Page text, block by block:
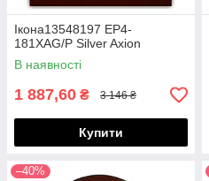
Ікона13548197 EP4-
181XAG/P Silver Axion
В наявності
1 887,60 ₴ 3 146 ₴
Купити
–40%